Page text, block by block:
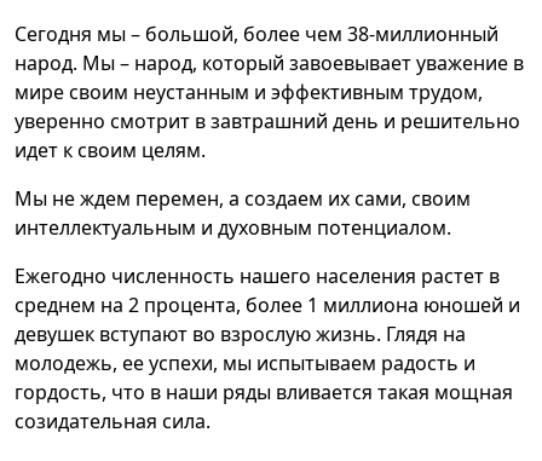
Сегодня мы – большой, более чем 38-миллионный
народ. Мы – народ, который завоевывает уважение в
мире своим неустанным и эффективным трудом,
уверенно смотрит в завтрашний день и решительно
идет к своим целям.
Мы не ждем перемен, а создаем их сами, своим
интеллектуальным и духовным потенциалом.
Ежегодно численность нашего населения растет в
среднем на 2 процента, более 1 миллиона юношей и
девушек вступают во взрослую жизнь. Глядя на
молодежь, ее успехи, мы испытываем радость и
гордость, что в наши ряды вливается такая мощная
созидательная сила.